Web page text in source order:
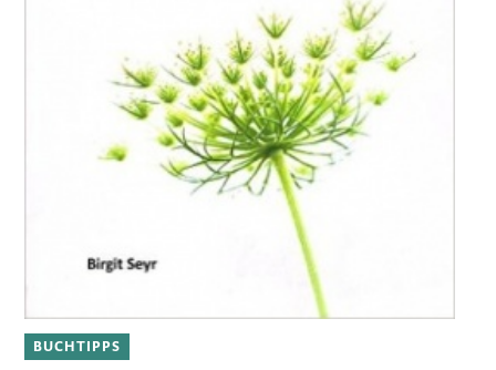
BUCHTIPPS